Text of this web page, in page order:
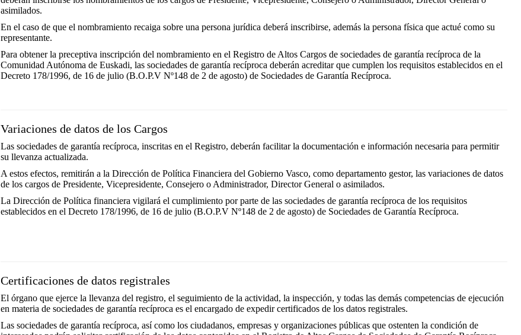
asimilados.
En el caso de que el nombramiento recaiga sobre una persona jurídica deberá inscribirse, además la persona física que actué como su
representante.
Para obtener la preceptiva inscripción del nombramiento en el Registro de Altos Cargos de sociedades de garantía recíproca de la
Comunidad Autónoma de Euskadi, las sociedades de garantía recíproca deberán acreditar que cumplen los requisitos establecidos en el
Decreto 178/1996, de 16 de julio (B.O.P.V Nº148 de 2 de agosto) de Sociedades de Garantía Recíproca.
Variaciones de datos de los Cargos
Las sociedades de garantía recíproca, inscritas en el Registro, deberán facilitar la documentación e información necesaria para permitir
su llevanza actualizada.
A estos efectos, remitirán a la Dirección de Política Financiera del Gobierno Vasco, como departamento gestor, las variaciones de datos
de los cargos de Presidente, Vicepresidente, Consejero o Administrador, Director General o asimilados.
La Dirección de Política financiera vigilará el cumplimiento por parte de las sociedades de garantía recíproca de los requisitos
establecidos en el Decreto 178/1996, de 16 de julio (B.O.P.V Nº148 de 2 de agosto) de Sociedades de Garantía Recíproca.
Certificaciones de datos registrales
El órgano que ejerce la llevanza del registro, el seguimiento de la actividad, la inspección, y todas las demás competencias de ejecución
en materia de sociedades de garantía recíproca es el encargado de expedir certificados de los datos registrales.
Las sociedades de garantía recíproca, así como los ciudadanos, empresas y organizaciones públicas que ostenten la condición de